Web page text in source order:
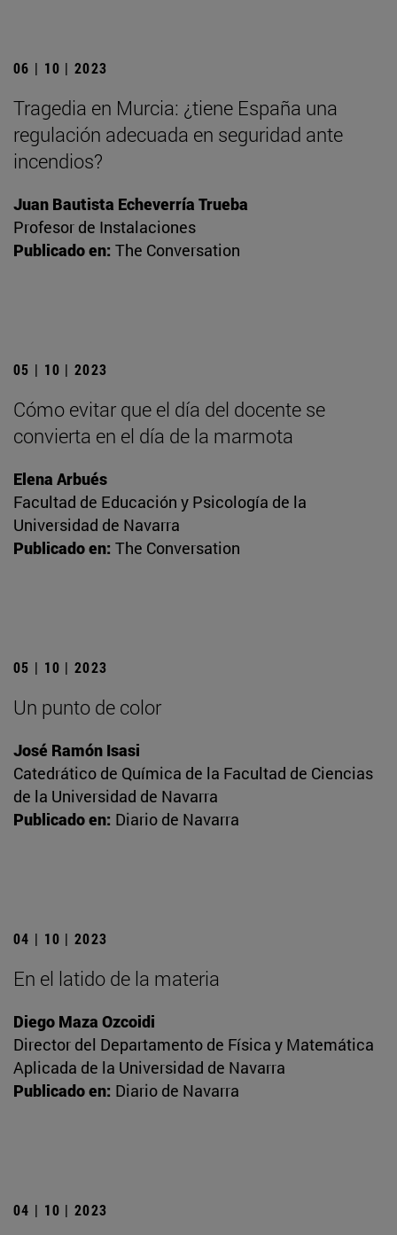
06 | 10 | 2023
Tragedia en Murcia: ¿tiene España una
regulación adecuada en seguridad ante
incendios?
Juan Bautista Echeverría Trueba
Profesor de Instalaciones
Publicado en: The Conversation
05 | 10 | 2023
Cómo evitar que el día del docente se
convierta en el día de la marmota
Elena Arbués
Facultad de Educación y Psicología de la
Universidad de Navarra
Publicado en: The Conversation
05 | 10 | 2023
Un punto de color
José Ramón Isasi
Catedrático de Química de la Facultad de Ciencias
de la Universidad de Navarra
Publicado en: Diario de Navarra
04 | 10 | 2023
En el latido de la materia
Diego Maza Ozcoidi
Director del Departamento de Física y Matemática
Aplicada de la Universidad de Navarra
Publicado en: Diario de Navarra
04 | 10 | 2023